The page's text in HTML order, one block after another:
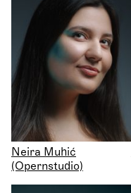
Neira Muhić
(Opernstudio)